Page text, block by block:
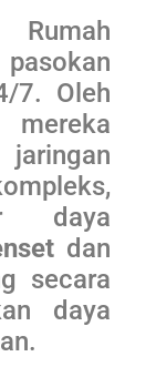
Rumah
7. Oleh
daya
dan
secara
daya